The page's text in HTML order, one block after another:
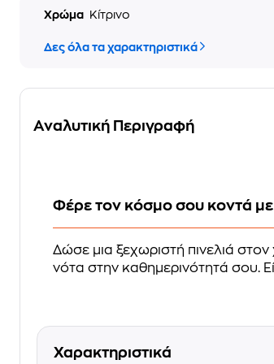
Χρώμα Κίτρινο
Δες όλα τα χαρακτηριστικά
Αναλυτική Περιγραφή
Φέρε τον κόσμο σου κοντά με
Δώσε μια ξεχωριστή πινελιά
νότα στην καθημερινότητά σου.
Χαρακτηριστικά